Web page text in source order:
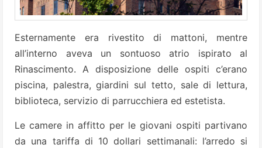
Esternamente era rivestito di mattoni, mentre
all’interno aveva un sontuoso atrio ispirato al
Rinascimento. A disposizione delle ospiti c’erano
piscina, palestra, giardini sul tetto, sale di lettura,
biblioteca, servizio di parrucchiera ed estetista.
Le camere in affitto per le giovani ospiti partivano
da una tariffa di 10 dollari settimanali: l’arredo si